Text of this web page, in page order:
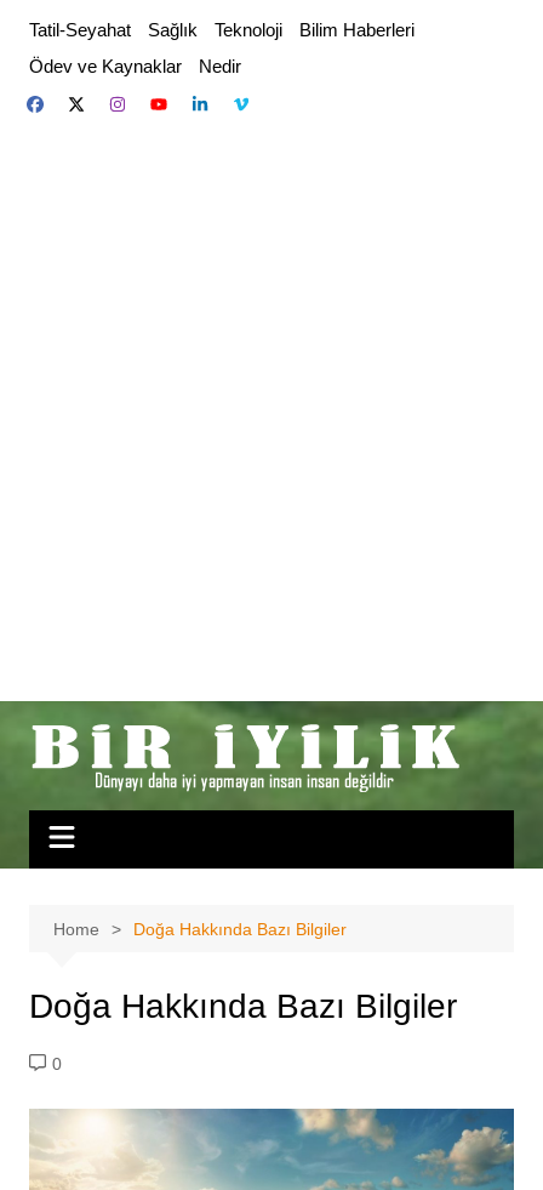
content
Tatil-Seyahat Sağlık Teknoloji
Bilim Haberleri
Ödev ve Kaynaklar
Nedir
Home Doğa Hakkında Bazı Bilgiler
Doğa Hakkında Bazı Bilgiler
0